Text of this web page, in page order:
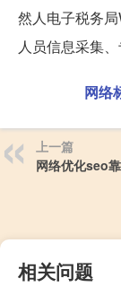
然人电子税务
人员信息采集
网络
上一篇
网络优化seo
相关问题